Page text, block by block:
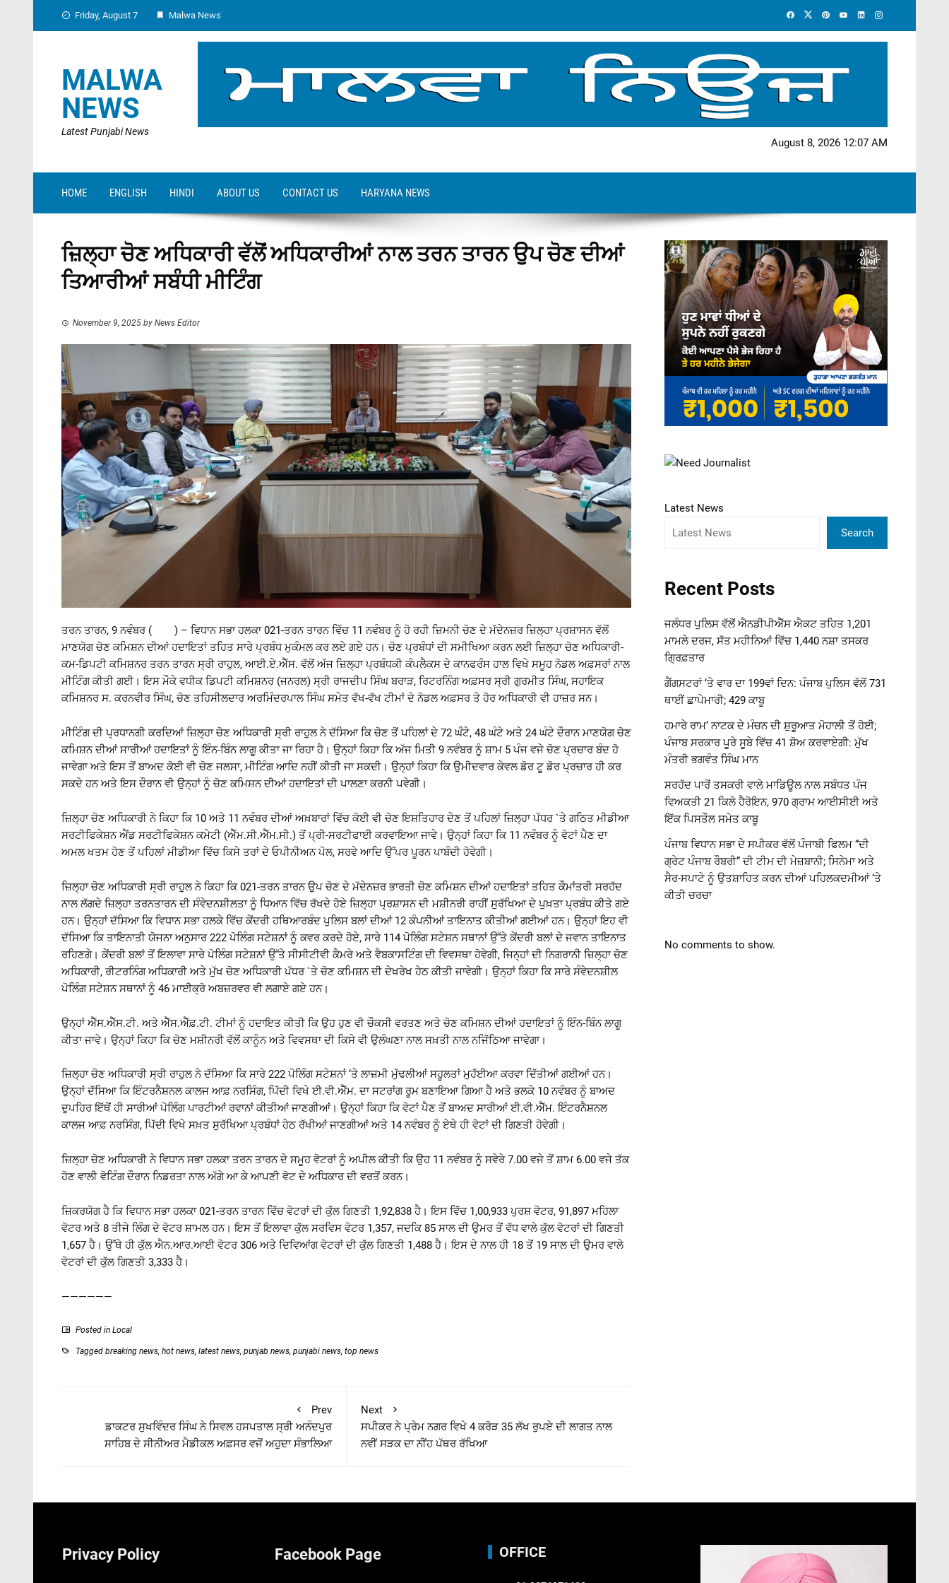
Friday, August 7 Malwa News
MALWA
NEWS
Latest Punjabi News
August 8, 2026 12:07 AM
HOME ENGLISH HINDI ABOUT US CONTACT US HARYANA NEWS
ਜ਼ਿਲ੍ਹਾ ਚੋਣ ਅਧਿਕਾਰੀ ਵੱਲੋਂ ਅਧਿਕਾਰੀਆਂ ਨਾਲ ਤਰਨ ਤਾਰਨ ਉਪ ਚੋਣ ਦੀਆਂ
ਤਿਆਰੀਆਂ ਸਬੰਧੀ ਮੀਟਿੰਗ
November 9, 2025 by News Editor
ਤਰਨ ਤਾਰਨ, 9 ਨਵੰਬਰ ( ) – ਵਿਧਾਨ ਸਭਾ ਹਲਕਾ 021-ਤਰਨ ਤਾਰਨ ਵਿੱਚ 11 ਨਵੰਬਰ ਨੂੰ ਹੋ ਰਹੀ ਜ਼ਿਮਨੀ ਚੋਣ ਦੇ ਮੱਦੇਨਜ਼ਰ ਜ਼ਿਲ੍ਹਾ ਪ੍ਰਸ਼ਾਸਨ ਵੱਲੋਂ
ਮਾਣਯੋਗ ਚੋਣ ਕਮਿਸ਼ਨ ਦੀਆਂ ਹਦਾਇਤਾਂ ਤਹਿਤ ਸਾਰੇ ਪ੍ਰਬੰਧ ਮੁਕੰਮਲ ਕਰ ਲਏ ਗਏ ਹਨ। ਚੋਣ ਪ੍ਰਬੰਧਾਂ ਦੀ ਸਮੀਖਿਆ ਕਰਨ ਲਈ ਜ਼ਿਲ੍ਹਾ ਚੋਣ ਅਧਿਕਾਰੀ-
ਕਮ-ਡਿਪਟੀ ਕਮਿਸ਼ਨਰ ਤਰਨ ਤਾਰਨ ਸ੍ਰੀ ਰਾਹੁਲ, ਆਈ.ਏ.ਐੱਸ. ਵੱਲੋਂ ਅੱਜ ਜ਼ਿਲ੍ਹਾ ਪ੍ਰਬੰਧਕੀ ਕੰਪਲੈਕਸ ਦੇ ਕਾਨਫਰੰਸ ਹਾਲ ਵਿਖੇ ਸਮੂਹ ਨੋਡਲ ਅਫ਼ਸਰਾਂ ਨਾਲ
ਮੀਟਿੰਗ ਕੀਤੀ ਗਈ। ਇਸ ਮੌਕੇ ਵਧੀਕ ਡਿਪਟੀ ਕਮਿਸ਼ਨਰ (ਜਨਰਲ) ਸ੍ਰੀ ਰਾਜਦੀਪ ਸਿੰਘ ਬਰਾੜ, ਰਿਟਰਨਿੰਗ ਅਫ਼ਸਰ ਸ੍ਰੀ ਗੁਰਮੀਤ ਸਿੰਘ, ਸਹਾਇਕ
ਕਮਿਸ਼ਨਰ ਸ. ਕਰਨਵੀਰ ਸਿੰਘ, ਚੋਣ ਤਹਿਸੀਲਦਾਰ ਅਰਮਿੰਦਰਪਾਲ ਸਿੰਘ ਸਮੇਤ ਵੱਖ-ਵੱਖ ਟੀਮਾਂ ਦੇ ਨੋਡਲ ਅਫ਼ਸਰ ਤੇ ਹੋਰ ਅਧਿਕਾਰੀ ਵੀ ਹਾਜ਼ਰ ਸਨ।
ਮੀਟਿੰਗ ਦੀ ਪ੍ਰਧਾਨਗੀ ਕਰਦਿਆਂ ਜ਼ਿਲ੍ਹਾ ਚੋਣ ਅਧਿਕਾਰੀ ਸ੍ਰੀ ਰਾਹੁਲ ਨੇ ਦੱਸਿਆ ਕਿ ਚੋਣ ਤੋਂ ਪਹਿਲਾਂ ਦੇ 72 ਘੰੰਟੇ, 48 ਘੰਟੇ ਅਤੇ 24 ਘੰਟੇ ਦੌਰਾਨ ਮਾਣਯੋਗ ਚੋਣ
ਕਮਿਸ਼ਨ ਦੀਆਂ ਸਾਰੀਆਂ ਹਦਾਇਤਾਂ ਨੂੰ ਇੰਨ-ਬਿੰਨ ਲਾਗੂ ਕੀਤਾ ਜਾ ਰਿਹਾ ਹੈ। ਉਨ੍ਹਾਂ ਕਿਹਾ ਕਿ ਅੱਜ ਮਿਤੀ 9 ਨਵੰਬਰ ਨੂੰ ਸ਼ਾਮ 5 ਪੰਜ ਵਜੇ ਚੋਣ ਪ੍ਰਚਾਰ ਬੰਦ ਹੋ
ਜਾਵੇਗਾ ਅਤੇ ਇਸ ਤੋਂ ਬਾਅਦ ਕੋਈ ਵੀ ਚੋਣ ਜਲਸਾ, ਮੀਟਿੰਗ ਆਦਿ ਨਹੀਂ ਕੀਤੀ ਜਾ ਸਕਦੀ। ਉਨ੍ਹਾਂ ਕਿਹਾ ਕਿ ਉਮੀਦਵਾਰ ਕੇਵਲ ਡੋਰ ਟੂ ਡੋਰ ਪ੍ਰਚਾਰ ਹੀ ਕਰ
ਸਕਦੇ ਹਨ ਅਤੇ ਇਸ ਦੌਰਾਨ ਵੀ ਉਨ੍ਹਾਂ ਨੂੰ ਚੋਣ ਕਮਿਸ਼ਨ ਦੀਆਂ ਹਦਾਇਤਾਂ ਦੀ ਪਾਲਣਾ ਕਰਨੀ ਪਵੇਗੀ।
ਜ਼ਿਲ੍ਹਾ ਚੋਣ ਅਧਿਕਾਰੀ ਨੇ ਕਿਹਾ ਕਿ 10 ਅਤੇ 11 ਨਵੰਬਰ ਦੀਆਂ ਅਖ਼ਬਾਰਾਂ ਵਿੱਚ ਕੋਈ ਵੀ ਚੋਣ ਇਸ਼ਤਿਹਾਰ ਦੇਣ ਤੋਂ ਪਹਿਲਾਂ ਜ਼ਿਲ੍ਹਾ ਪੱਧਰ `ਤੇ ਗਠਿਤ ਮੀਡੀਆ
ਸਰਟੀਫਿਕੇਸ਼ਨ ਐਂਡ ਸਰਟੀਫਿਕੇਸ਼ਨ ਕਮੇਟੀ (ਐੱਮ.ਸੀ.ਐੱਮ.ਸੀ.) ਤੋਂ ਪ੍ਰੀ-ਸਰਟੀਫਾਈ ਕਰਵਾਇਆ ਜਾਵੇ। ਉਨ੍ਹਾਂ ਕਿਹਾ ਕਿ 11 ਨਵੰਬਰ ਨੂੰ ਵੋਟਾਂ ਪੈਣ ਦਾ
ਅਮਲ ਖਤਮ ਹੋਣ ਤੋਂ ਪਹਿਲਾਂ ਮੀਡੀਆ ਵਿੱਚ ਕਿਸੇ ਤਰਾਂ ਦੇ ਓਪੀਨੀਅਨ ਪੋਲ, ਸਰਵੇ ਆਦਿ ਉੱਪਰ ਪੂਰਨ ਪਾਬੰਦੀ ਹੋਵੇਗੀ।
ਜ਼ਿਲ੍ਹਾ ਚੋਣ ਅਧਿਕਾਰੀ ਸ੍ਰੀ ਰਾਹੁਲ ਨੇ ਕਿਹਾ ਕਿ 021-ਤਰਨ ਤਾਰਨ ਉਪ ਚੋਣ ਦੇ ਮੱਦੇਨਜ਼ਰ ਭਾਰਤੀ ਚੋਣ ਕਮਿਸ਼ਨ ਦੀਆਂ ਹਦਾਇਤਾਂ ਤਹਿਤ ਕੌਮਾਂਤਰੀ ਸਰਹੱਦ
ਨਾਲ ਲੱਗਦੇ ਜ਼ਿਲ੍ਹਾ ਤਰਨਤਾਰਨ ਦੀ ਸੰਵੇਦਨਸ਼ੀਲਤਾ ਨੂੰ ਧਿਆਨ ਵਿੱਚ ਰੱਖਦੇ ਹੋਏ ਜ਼ਿਲ੍ਹਾ ਪ੍ਰਸ਼ਾਸਨ ਦੀ ਮਸ਼ੀਨਰੀ ਰਾਹੀਂ ਸੁਰੱਖਿਆ ਦੇ ਪੁਖ਼ਤਾ ਪ੍ਰਬੰਧ ਕੀਤੇ ਗਏ
ਹਨ। ਉਨ੍ਹਾਂ ਦੱਸਿਆ ਕਿ ਵਿਧਾਨ ਸਭਾ ਹਲਕੇ ਵਿੱਚ ਕੇਂਦਰੀ ਹਥਿਆਰਬੰਦ ਪੁਲਿਸ ਬਲਾਂ ਦੀਆਂ 12 ਕੰਪਨੀਆਂ ਤਾਇਨਾਤ ਕੀਤੀਆਂ ਗਈਆਂ ਹਨ। ਉਨ੍ਹਾਂ ਇਹ ਵੀ
ਦੱਸਿਆ ਕਿ ਤਾਇਨਾਤੀ ਯੋਜਨਾ ਅਨੁਸਾਰ 222 ਪੋਲਿੰਗ ਸਟੇਸ਼ਨਾਂ ਨੂੰ ਕਵਰ ਕਰਦੇ ਹੋਏ, ਸਾਰੇ 114 ਪੋਲਿੰਗ ਸਟੇਸ਼ਨ ਸਥਾਨਾਂ ਉੱਤੇ ਕੇਂਦਰੀ ਬਲਾਂ ਦੇ ਜਵਾਨ ਤਾਇਨਾਤ
ਰਹਿਣਗੇ। ਕੇਂਦਰੀ ਬਲਾਂ ਤੋਂ ਇਲਾਵਾ ਸਾਰੇ ਪੋਲਿੰਗ ਸਟੇਸ਼ਨਾਂ ਉੱਤੇ ਸੀਸੀਟੀਵੀ ਕੈਮਰੇ ਅਤੇ ਵੈਬਕਾਸਟਿੰਗ ਦੀ ਵਿਵਸਥਾ ਹੋਵੇਗੀ, ਜਿਨ੍ਹਾਂ ਦੀ ਨਿਗਰਾਨੀ ਜ਼ਿਲ੍ਹਾ ਚੋਣ
ਅਧਿਕਾਰੀ, ਰੀਟਰਨਿੰਗ ਅਧਿਕਾਰੀ ਅਤੇ ਮੁੱਖ ਚੋਣ ਅਧਿਕਾਰੀ ਪੱਧਰ `ਤੇ ਚੋਣ ਕਮਿਸ਼ਨ ਦੀ ਦੇਖਰੇਖ ਹੇਠ ਕੀਤੀ ਜਾਵੇਗੀ। ਉਨ੍ਹਾਂ ਕਿਹਾ ਕਿ ਸਾਰੇ ਸੰਵੇਦਨਸ਼ੀਲ
ਪੋਲਿੰਗ ਸਟੇਸ਼ਨ ਸਥਾਨਾਂ ਨੂੰ 46 ਮਾਈਕ੍ਰੋ ਅਬਜ਼ਰਵਰ ਵੀ ਲਗਾਏ ਗਏ ਹਨ।
ਉਨ੍ਹਾਂ ਐੱਸ.ਐੱਸ.ਟੀ. ਅਤੇ ਐੱਸ.ਐੱਫ਼.ਟੀ. ਟੀਮਾਂ ਨੂੰ ਹਦਾਇਤ ਕੀਤੀ ਕਿ ਉਹ ਹੁਣ ਵੀ ਚੌਕਸੀ ਵਰਤਣ ਅਤੇ ਚੋਣ ਕਮਿਸ਼ਨ ਦੀਆਂ ਹਦਾਇਤਾਂ ਨੂੰ ਇੰਨ-ਬਿੰਨ ਲਾਗੂ
ਕੀਤਾ ਜਾਵੇ। ਉਨ੍ਹਾਂ ਕਿਹਾ ਕਿ ਚੋਣ ਮਸ਼ੀਨਰੀ ਵੱਲੋਂ ਕਾਨੂੰਨ ਅਤੇ ਵਿਵਸਥਾ ਦੀ ਕਿਸੇ ਵੀ ਉਲੰਘਣਾ ਨਾਲ ਸਖ਼ਤੀ ਨਾਲ ਨਜਿੱਠਿਆ ਜਾਵੇਗਾ।
ਜ਼ਿਲ੍ਹਾ ਚੋਣ ਅਧਿਕਾਰੀ ਸ੍ਰੀ ਰਾਹੁਲ ਨੇ ਦੱਸਿਆ ਕਿ ਸਾਰੇ 222 ਪੋਲਿੰਗ ਸਟੇਸ਼ਨਾਂ ‘ਤੇ ਲਾਜ਼ਮੀ ਮੁੱਢਲੀਆਂ ਸਹੂਲਤਾਂ ਮੁਹੱਈਆ ਕਰਵਾ ਦਿੱਤੀਆਂ ਗਈਆਂ ਹਨ।
ਉਨ੍ਹਾਂ ਦੱਸਿਆ ਕਿ ਇੰਟਰਨੈਸ਼ਨਲ ਕਾਲਜ ਆਫ਼ ਨਰਸਿੰਗ, ਪਿੱਦੀ ਵਿਖੇ ਈ.ਵੀ.ਐੱਮ. ਦਾ ਸਟਰਾਂਗ ਰੂਮ ਬਣਾਇਆ ਗਿਆ ਹੈ ਅਤੇ ਭਲਕੇ 10 ਨਵੰਬਰ ਨੂੰ ਬਾਅਦ
ਦੁਪਹਿਰ ਇੱਥੋਂ ਹੀ ਸਾਰੀਆਂ ਪੋਲਿੰਗ ਪਾਰਟੀਆਂ ਰਵਾਨਾਂ ਕੀਤੀਆਂ ਜਾਣਗੀਆਂ। ਉਨ੍ਹਾਂ ਕਿਹਾ ਕਿ ਵੋਟਾਂ ਪੈਣ ਤੋਂ ਬਾਅਦ ਸਾਰੀਆਂ ਈ.ਵੀ.ਐੱਮ. ਇੰਟਰਨੈਸ਼ਨਲ
ਕਾਲਜ ਆਫ਼ ਨਰਸਿੰਗ, ਪਿੱਦੀ ਵਿਖੇ ਸਖ਼ਤ ਸੁਰੱਖਿਆ ਪ੍ਰਬੰਧਾਂ ਹੇਠ ਰੱਖੀਆਂ ਜਾਣਗੀਆਂ ਅਤੇ 14 ਨਵੰਬਰ ਨੂੰ ਏਥੇ ਹੀ ਵੋਟਾਂ ਦੀ ਗਿਣਤੀ ਹੋਵੇਗੀ।
ਜ਼ਿਲ੍ਹਾ ਚੋਣ ਅਧਿਕਾਰੀ ਨੇ ਵਿਧਾਨ ਸਭਾ ਹਲਕਾ ਤਰਨ ਤਾਰਨ ਦੇ ਸਮੂਹ ਵੋਟਰਾਂ ਨੂੰ ਅਪੀਲ ਕੀਤੀ ਕਿ ਉਹ 11 ਨਵੰਬਰ ਨੂੰ ਸਵੇਰੇ 7.00 ਵਜੇ ਤੋਂ ਸ਼ਾਮ 6.00 ਵਜੇ ਤੱਕ
ਹੋਣ ਵਾਲੀ ਵੋਟਿੰਗ ਦੌਰਾਨ ਨਿਡਰਤਾ ਨਾਲ ਅੱਗੇ ਆ ਕੇ ਆਪਣੀ ਵੋਟ ਦੇ ਅਧਿਕਾਰ ਦੀ ਵਰਤੋਂ ਕਰਨ।
ਜ਼ਿਕਰਯੋਗ ਹੈ ਕਿ ਵਿਧਾਨ ਸਭਾ ਹਲਕਾ 021-ਤਰਨ ਤਾਰਨ ਵਿੱਚ ਵੋਟਰਾਂ ਦੀ ਕੁੱਲ ਗਿਣਤੀ 1,92,838 ਹੈ। ਇਸ ਵਿੱਚ 1,00,933 ਪੁਰਸ਼ ਵੋਟਰ, 91,897 ਮਹਿਲਾ
ਵੋਟਰ ਅਤੇ 8 ਤੀਜੇ ਲਿੰਗ ਦੇ ਵੋਟਰ ਸ਼ਾਮਲ ਹਨ। ਇਸ ਤੋਂ ਇਲਾਵਾ ਕੁੱਲ ਸਰਵਿਸ ਵੋਟਰ 1,357, ਜਦਕਿ 85 ਸਾਲ ਦੀ ਉਮਰ ਤੋਂ ਵੱਧ ਵਾਲੇ ਕੁੱਲ ਵੋਟਰਾਂ ਦੀ ਗਿਣਤੀ
1,657 ਹੈ। ਉੱਥੇ ਹੀ ਕੁੱਲ ਐਨ.ਆਰ.ਆਈ ਵੋਟਰ 306 ਅਤੇ ਦਿਵਿਆਂਗ ਵੋਟਰਾਂ ਦੀ ਕੁੱਲ ਗਿਣਤੀ 1,488 ਹੈ। ਇਸ ਦੇ ਨਾਲ ਹੀ 18 ਤੋਂ 19 ਸਾਲ ਦੀ ਉਮਰ ਵਾਲੇ
ਵੋਟਰਾਂ ਦੀ ਕੁੱਲ ਗਿਣਤੀ 3,333 ਹੈ।
——————
Posted in Local
Tagged breaking news, hot news, latest news, punjab news, punjabi news, top news
Prev
ਡਾਕਟਰ ਸੁਖਵਿੰਦਰ ਸਿੰਘ ਨੇ ਸਿਵਲ ਹਸਪਤਾਲ ਸ੍ਰੀ ਅਨੰਦਪੁਰ
ਸਾਹਿਬ ਦੇ ਸੀਨੀਅਰ ਮੈਡੀਕਲ ਅਫ਼ਸਰ ਵਜੋਂ ਅਹੁਦਾ ਸੰਭਾਲਿਆ
Next
ਸਪੀਕਰ ਨੇ ਪ੍ਰੇਮ ਨਗਰ ਵਿਖੇ 4 ਕਰੋੜ 35 ਲੱਖ ਰੁਪਏ ਦੀ ਲਾਗਤ ਨਾਲ
ਨਵੀਂ ਸੜਕ ਦਾ ਨੀਂਹ ਪੱਥਰ ਰੱਖਿਆ
Latest News
Search
Recent Posts
ਜਲੰਧਰ ਪੁਲਿਸ ਵੱਲੋਂ ਐਨਡੀਪੀਐੱਸ ਐਕਟ ਤਹਿਤ 1,201
ਮਾਮਲੇ ਦਰਜ, ਸੱਤ ਮਹੀਨਿਆਂ ਵਿੱਚ 1,440 ਨਸ਼ਾ ਤਸਕਰ
ਗ੍ਰਿਫ਼ਤਾਰ
ਗੈਂਗਸਟਰਾਂ ‘ਤੇ ਵਾਰ ਦਾ 199ਵਾਂ ਦਿਨ: ਪੰਜਾਬ ਪੁਲਿਸ ਵੱਲੋਂ 731
ਥਾਈਂ ਛਾਪੇਮਾਰੀ; 429 ਕਾਬੂ
ਹਮਾਰੇ ਰਾਮ’ ਨਾਟਕ ਦੇ ਮੰਚਨ ਦੀ ਸ਼ੁਰੂਆਤ ਮੋਹਾਲੀ ਤੋਂ ਹੋਈ;
ਪੰਜਾਬ ਸਰਕਾਰ ਪੂਰੇ ਸੂਬੇ ਵਿੱਚ 41 ਸ਼ੋਅ ਕਰਵਾਏਗੀ: ਮੁੱਖ
ਮੰਤਰੀ ਭਗਵੰਤ ਸਿੰਘ ਮਾਨ
ਸਰਹੱਦ ਪਾਰੋਂ ਤਸਕਰੀ ਵਾਲੇ ਮਾਡਿਊਲ ਨਾਲ ਸਬੰਧਤ ਪੰਜ
ਵਿਅਕਤੀ 21 ਕਿਲੋ ਹੈਰੋਇਨ, 970 ਗ੍ਰਾਮ ਆਈਸੀਈ ਅਤੇ
ਇੱਕ ਪਿਸਤੌਲ ਸਮੇਤ ਕਾਬੂ
ਪੰਜਾਬ ਵਿਧਾਨ ਸਭਾ ਦੇ ਸਪੀਕਰ ਵੱਲੋਂ ਪੰਜਾਬੀ ਫਿਲਮ “ਦੀ
ਗ੍ਰੇਟ ਪੰਜਾਬ ਰੌਬਰੀ” ਦੀ ਟੀਮ ਦੀ ਮੇਜ਼ਬਾਨੀ; ਸਿਨੇਮਾ ਅਤੇ
ਸੈਰ-ਸਪਾਟੇ ਨੂੰ ਉਤਸ਼ਾਹਿਤ ਕਰਨ ਦੀਆਂ ਪਹਿਲਕਦਮੀਆਂ ‘ਤੇ
ਕੀਤੀ ਚਰਚਾ
No comments to show.
Privacy Policy Facebook Page OFFICE